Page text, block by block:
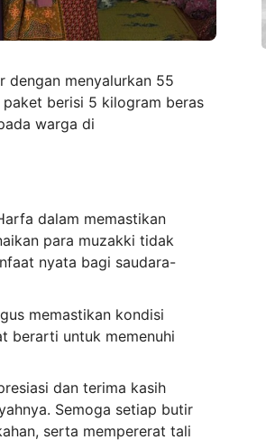
dengan menyalurkan 55
berisi 5 kilogram beras
warga di
dalam memastikan
para muzakki tidak
nyata bagi saudara-
memastikan kondisi
berarti untuk memenuhi
dan terima kasih
Semoga setiap butir
serta mempererat tali